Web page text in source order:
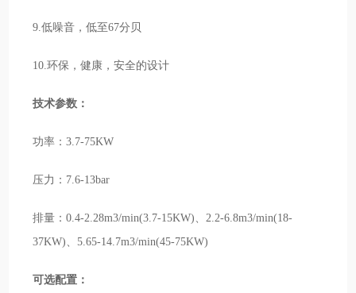
9.低噪音，低至67分贝
10.环保，健康，安全的设计
技术参数：
功率：3.7-75KW
压力：7.6-13bar
排量：0.4-2.28m3/min(3.7-15KW)、2.2-6.8m3/min(18-
37KW)、5.65-14.7m3/min(45-75KW)
可选配置：